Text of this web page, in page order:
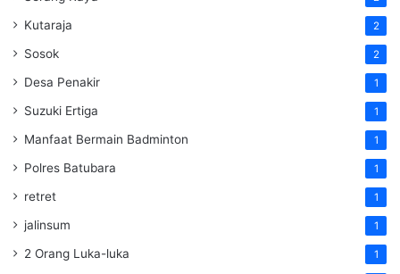
Kutaraja 2
Sosok 2
Desa Penakir 1
Suzuki Ertiga 1
Manfaat Bermain Badminton 1
Polres Batubara 1
retret 1
jalinsum 1
2 Orang Luka-luka 1